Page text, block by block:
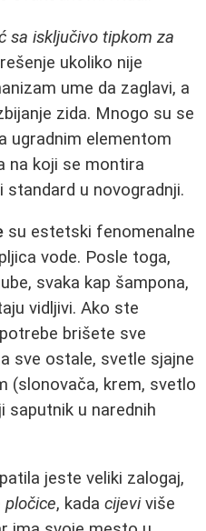
sa isključivo tipkom za
ukoliko nije
ume da zaglavi, a
zida. Mnogo su se
ugradnim elementom
na koji se montira
u novogradnji.
su estetski fenomenalne
vode. Posle toga,
svaka kap šampona,
vidljivi. Ako ste
brišete sve
sve ostale, svetle sjajne
(slonovača, krem, svetlo
saputnik u narednih
jeste veliki zalogaj,
pločice, kada cijeviviše